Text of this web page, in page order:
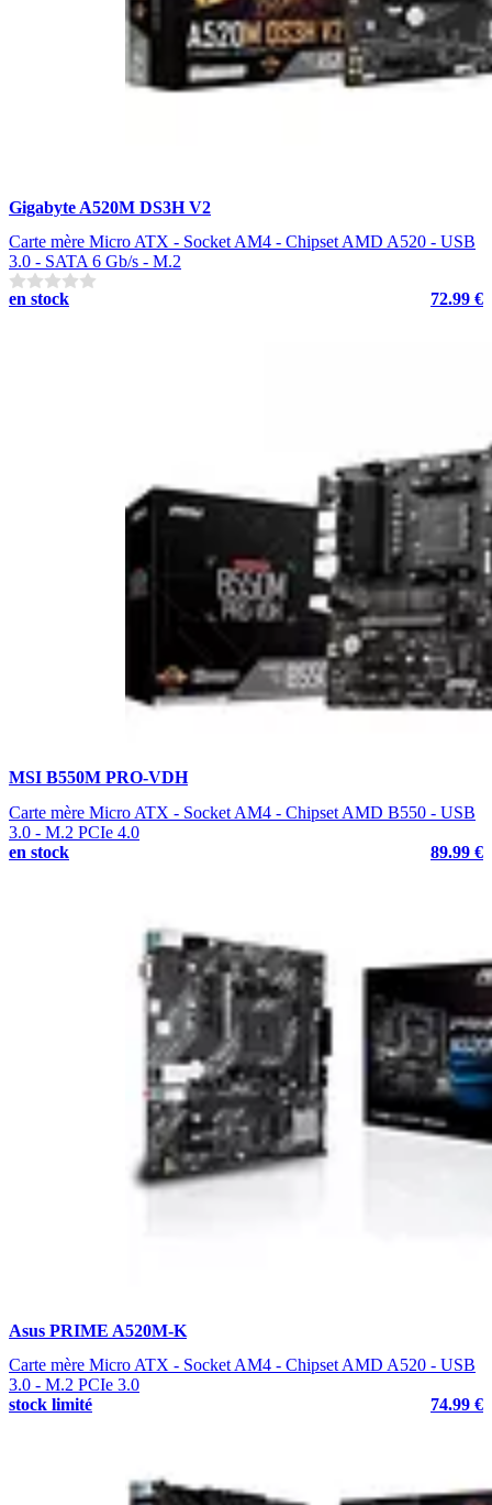
Gigabyte A520M DS3H V2
Carte mère Micro ATX - Socket AM4 - Chipset AMD A520 - USB
3.0 - SATA 6 Gb/s - M.2
en stock
72.99 €
MSI B550M PRO-VDH
Carte mère Micro ATX - Socket AM4 - Chipset AMD B550 - USB
3.0 - M.2 PCIe 4.0
en stock
89.99 €
Asus PRIME A520M-K
Carte mère Micro ATX - Socket AM4 - Chipset AMD A520 - USB
3.0 - M.2 PCIe 3.0
stock limité
74.99 €